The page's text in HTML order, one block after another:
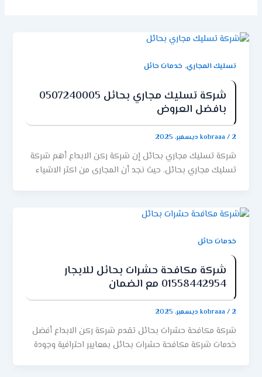
تسليك المجاري, خدمات حائل
شركة تسليك مجاري بحائل 0507240005
بافضل العروض
kobraaa/ 2 ديسمبر، 2025
شركة تسليك مجاري بحائل إن شركة ركن الابداع أهم شركة
تسليك مجاري بحائل. حيث نجد أن المجارى من اكثر الاشياء
القضاء على العوالق والرواسب والاتساخات واى شىء
المناطق المجاورة من حائل فكل ما عليك هو الاستعانة
والتواصل بأرقام شركة تسليك مجارى بحائل. والتى تساعد
فى تحقيق التخلص التام من العيوب التى تظهر بعد اعمال
التسليك. شركة ركن الابداع من افضل واقوى الشركات التى
تعمل فى مجال التسليك للمجارى سواء المجاري العمومية او
مجارى المطابخ والحمامات أو التى تعانى من خطوات
التسليك بالطرق التقليدية. كل ذلك يتم فى مقابل اقل
الاسعار المتواجدة فى الاسواق فقط وحصريا من شركة ركن
الابداع. افضل شركة تسليك مجارى بحائل هناك عدد من
خدمات حائل
شركة مكافحة حشرات بحائل للايجار
01558442954 مع الضمان
kobraaa/ 2 ديسمبر، 2025
شركة مكافحة حشرات بحائل تقدم شركة ركن الابداع أفضل
خدمات شركة مكافحة حشرات بحائل بمعايير احترافية وجودة